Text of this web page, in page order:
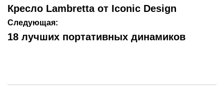
по
записям
Кресло Lambretta от Iconic Design
Следующая:
18 лучших портативных динамиков